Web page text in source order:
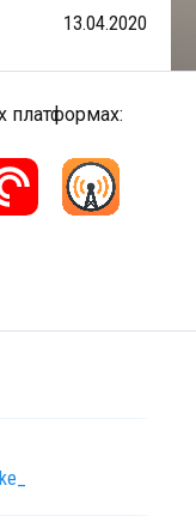
13.04.2020
платформах: